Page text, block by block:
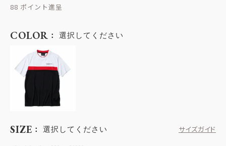
88
SIZE 選択してください
サイズガイド
COLOR 選択してください